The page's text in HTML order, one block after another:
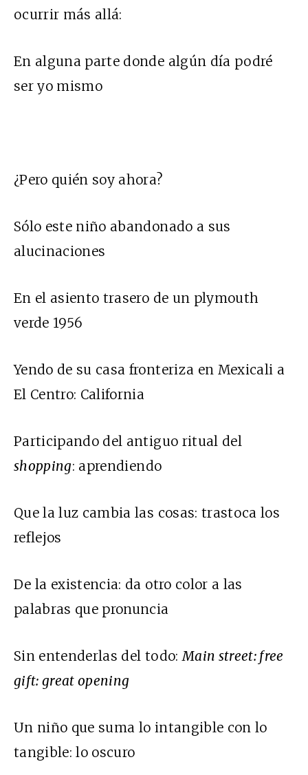
ocurrir más allá:
En alguna parte donde algún día podré
ser yo mismo
¿Pero quién soy ahora?
Sólo este niño abandonado a sus
alucinaciones
En el asiento trasero de un plymouth
verde 1956
Yendo de su casa fronteriza en Mexicali a
El Centro: California
Participando del antiguo ritual del
shopping: aprendiendo
Que la luz cambia las cosas: trastoca los
reflejos
De la existencia: da otro color a las
palabras que pronuncia
Sin entenderlas del todo:Main street: free
gift: great opening
Un niño que suma lo intangible con lo
tangible: lo oscuro